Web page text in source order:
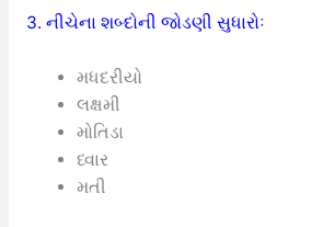
3. નીચેના શબ્દોની જોડણી સુધારોઃ
મધદરીયો
લક્ષમી
મોતિડા
ધ્વાર
મતી